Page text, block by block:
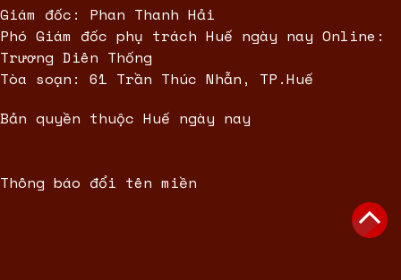
Giám đốc: Phan Thanh Hải
Phó Giám đốc phụ trách Huế ngày nay Online:
Trương Diên Thống
Tòa soạn: 61 Trần Thúc Nhẫn, TP.Huế
Bản quyền thuộc Huế ngày nay
Thông báo đổi tên miền